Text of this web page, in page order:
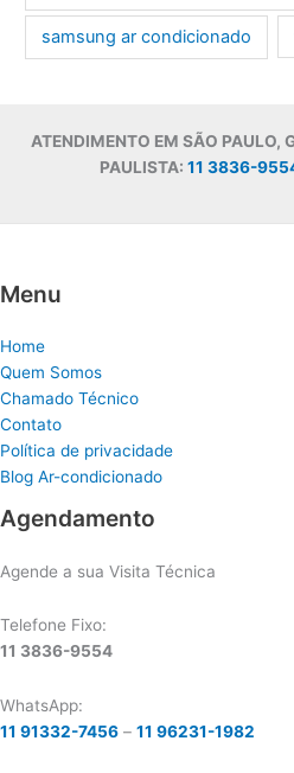
samsung ar condicionado
ATENDIMENTO EM SÃO PAULO,
PAULISTA: 11 3836-
Menu
Home
Quem Somos
Chamado Técnico
Contato
Política de privacidade
Blog Ar-condicionado
Agendamento
Agende a sua Visita Técnica
Telefone Fixo:
11 3836-9554
WhatsApp:
11 91332-7456 – 11 96231-1982